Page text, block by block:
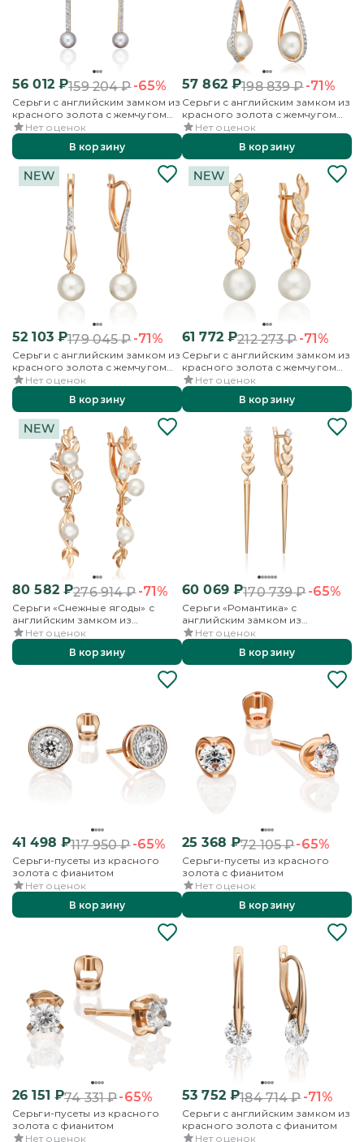
56 012₽159 204₽-65%
Серьги с английским замком из
красного золота с жемчугом
культивированным и
фианитами
Нет оценок
В корзину
57 862₽198 839₽-71%
Серьги с английским замком из
красного золота с жемчугом
культивированным и
фианитами
Нет оценок
В корзину
52 103₽179 045₽-71%
Серьги с английским замком из
красного золота с жемчугом
культивированным и
фианитами
Нет оценок
В корзину
61 772₽212 273₽-71%
Серьги с английским замком из
красного золота с жемчугом
культивированным и
фианитами
Нет оценок
В корзину
80 582₽276 914₽-71%
Серьги «Снежные ягоды» с
английским замком из
красного золота с жемчугом
культивированным и
фианитами
Нет оценок
В корзину
60 069₽170 739₽-65%
Серьги «Романтика» с
английским замком из
красного золота с фианитом
Нет оценок
В корзину
41 498 ₽117 950₽-65%
Серьги-пусеты из красного
золота с фианитом
Нет оценок
В корзину
25 368 ₽72 105₽-65%
Серьги-пусеты из красного
золота с фианитом
Нет оценок
В корзину
26 151 ₽74 331₽-65%
Серьги-пусеты из красного
золота с фианитом
Нет оценок
53 752₽184 714₽-71%
Серьги с английским замком из
красного золота с фианитом
Нет оценок